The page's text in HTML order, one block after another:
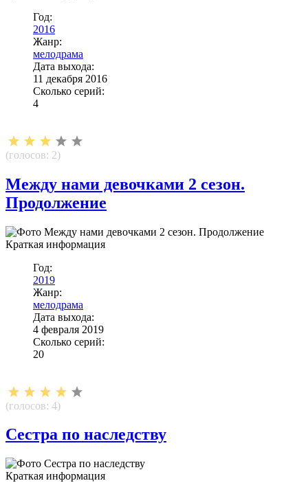
Год:
2016
Жанр:
мелодрама
Дата выхода:
11 декабря 2016
Сколько серий:
4
(голосов: 2)
Между нами девочками 2 сезон.
Продолжение
Краткая информация
Год:
2019
Жанр:
мелодрама
Дата выхода:
4 февраля 2019
Сколько серий:
20
(голосов: 4)
Сестра по наследству
Краткая информация